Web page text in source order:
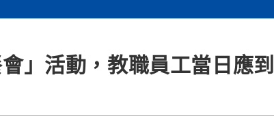
」活動，教職員工當日應到